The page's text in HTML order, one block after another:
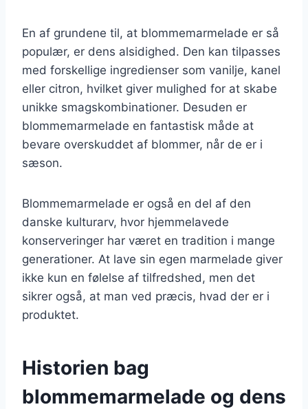
En af grundene til, at blommemarmelade er så
populær, er dens alsidighed. Den kan tilpasses
med forskellige ingredienser som vanilje, kanel
eller citron, hvilket giver mulighed for at skabe
unikke smagskombinationer. Desuden er
blommemarmelade en fantastisk måde at
bevare overskuddet af blommer, når de er i
sæson.
Blommemarmelade er også en del af den
danske kulturarv, hvor hjemmelavede
konserveringer har været en tradition i mange
generationer. At lave sin egen marmelade giver
ikke kun en følelse af tilfredshed, men det
sikrer også, at man ved præcis, hvad der er i
produktet.
Historien bag
blommemarmelade og dens